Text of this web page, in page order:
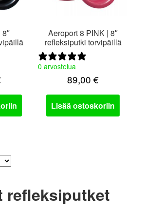
Aeroport 8 PINK | 8″
refleksiputki torvipäillä
0 arvostelua
89,00€
Lisää ostoskoriin
refleksiputket